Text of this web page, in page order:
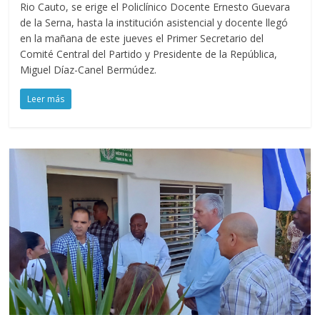
Rio Cauto, se erige el Policlínico Docente Ernesto Guevara
de la Serna, hasta la institución asistencial y docente llegó
en la mañana de este jueves el Primer Secretario del
Comité Central del Partido y Presidente de la República,
Miguel Díaz-Canel Bermúdez.
Leer más